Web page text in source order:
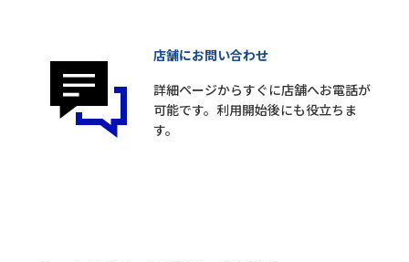
店舗にお問い合わせ
詳細ページからすぐに店舗へお電話が
可能です。利用開始後にも役立ちま
す。